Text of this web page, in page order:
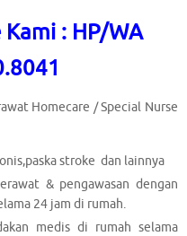
: HP/WA
Homecare / Special Nurse
stroke dan lainnya
& pengawasan dengan
24 jam di rumah.
medis di rumah selama